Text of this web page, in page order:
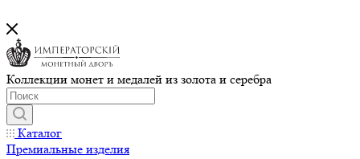
Коллекции монет и медалей из золота и серебра
Каталог
Премиальные изделия